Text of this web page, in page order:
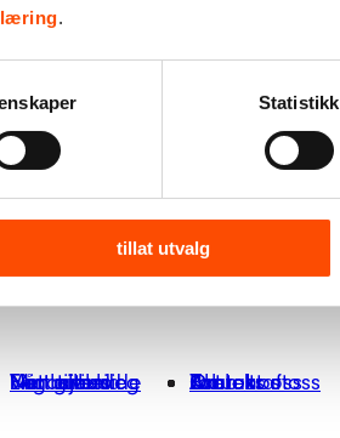
.
Statistikk
tillat utvalg
Finn tilbud
Vårt arbeid
Engasjer deg
Nettbutikk
Min giverside Om oss
Kontakt oss
Bærekraft
Aktuelt
Jobb hos oss